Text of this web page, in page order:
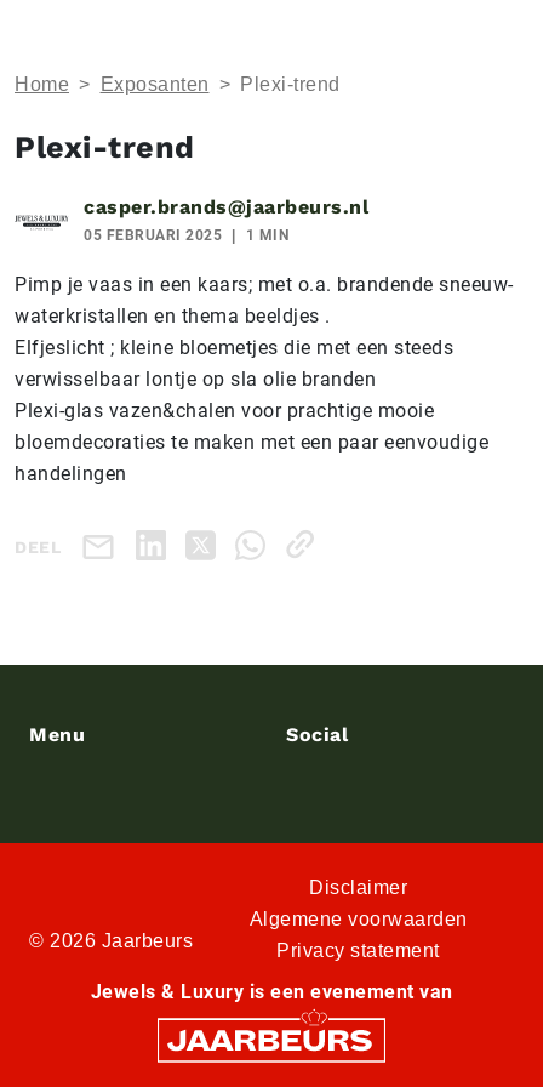
Home > Exposanten > Plexi-trend
Plexi-trend
casper.brands@jaarbeurs.nl
05 FEBRUARI 2025 1 MIN
Pimp je vaas in een kaars; met o.a. brandende sneeuw-
waterkristallen en thema beeldjes .
Elfjeslicht ; kleine bloemetjes die met een steeds
verwisselbaar lontje op sla olie branden
Plexi-glas vazen&chalen voor prachtige mooie
bloemdecoraties te maken met een paar eenvoudige
handelingen
DEEL
Menu Social
© 2026 Jaarbeurs
Disclaimer
Algemene voorwaarden
Privacy statement
Jewels & Luxury is een evenement van